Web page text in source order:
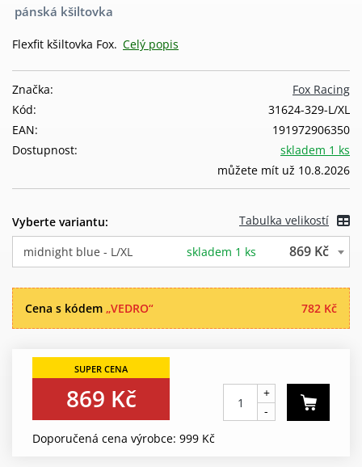
pánská kšiltovka
Flexfit kšiltovka Fox. Celý popis
Fox Racing
Značka:
31624-329-L/XL
Kód:
191972906350
EAN:
skladem 1 ks
můžete mít už 10.8.2026
Dostupnost:
Vyberte variantu: Tabulka velikostí
midnight blue - L/XL skladem 1 ks 869 Kč
782 Kč
Cena s kódem „VEDRO“
869 Kč
Doporučená cena výrobce: 999 Kč
+
-